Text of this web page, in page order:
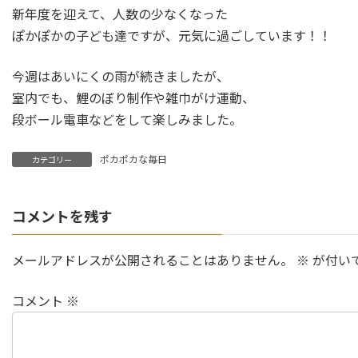
新年度を迎えて、人数の少なくなった
ぽかぽかの子ども達ですが、元気に過ごしています！！
今週はあいにくの雨が続きましたが、
室内でも、鯉のぼり制作や雑巾がけ運動、
段ボール電車などをして楽しみました。
カテゴリー ポカポカな毎日
コメントを残す
メールアドレスが公開されることはありません。 ※ が付い
コメント ※